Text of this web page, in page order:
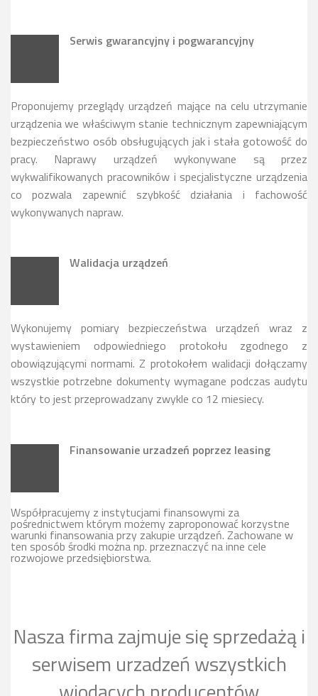
Serwis gwarancyjny i pogwarancyjny
Proponujemy przeglądy urządzeń mające na celu utrzymanie
urządzenia we właściwym stanie technicznym zapewniającym
bezpieczeństwo osób obsługujących jak i stała gotowość do
pracy. Naprawy urządzeń wykonywane są przez
wykwalifikowanych pracowników i specjalistyczne urządzenia
co pozwala zapewnić szybkość działania i fachowość
wykonywanych napraw.
Walidacja urządzeń
Wykonujemy pomiary bezpieczeństwa urządzeń wraz z
wystawieniem odpowiedniego protokołu zgodnego z
obowiązującymi normami. Z protokołem walidacji dołączamy
wszystkie potrzebne dokumenty wymagane podczas audytu
który to jest przeprowadzany zwykle co 12 miesiecy.
Finansowanie urzadzeń poprzez leasing
Współpracujemy z instytucjami finansowymi za
pośrednictwem którym możemy zaproponować korzystne
warunki finansowania przy zakupie urządzeń. Zachowane w
ten sposób środki można np. przeznaczyć na inne cele
rozwojowe przedsiębiorstwa.
Nasza firma zajmuje się sprzedażą i
serwisem urzadzeń wszystkich